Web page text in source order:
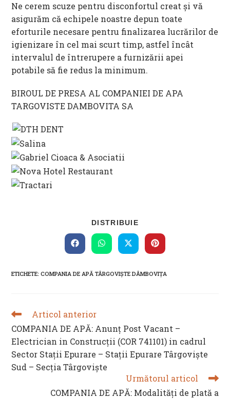
Ne cerem scuze pentru disconfortul creat și vă
asigurăm că echipele noastre depun toate
eforturile necesare pentru finalizarea lucrărilor de
igienizare în cel mai scurt timp, astfel încât
intervalul de întrerupere a furnizării apei
potabile să fie redus la minimum.
BIROUL DE PRESA AL COMPANIEI DE APA
TARGOVISTE DAMBOVITA SA
DISTRIBUIE
THIS
CONTENT
Opens
in
window
Opens
in
window
Opens
in
window
Opens
in
window
ETICHETE:COMPANIA DE APĂ TÂRGOVIȘTE DÂMBOVIȚA
READ
ARTICLES
Articol anterior
COMPANIA DE APĂ: Anunț Post Vacant –
Electrician in Construcții (COR 741101) in cadrul
Sector Stații Epurare – Stații Epurare Târgoviște
Sud – Secția Târgoviște
Următorul articol
COMPANIA DE APĂ: Modalități de plată a